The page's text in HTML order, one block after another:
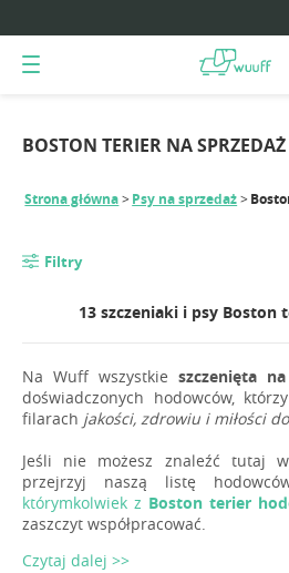
BOSTON TERIER NA SPRZEDAŻ
Strona główna Psy na sprzedaż
Filtry
13 szczeniaki i psy Boston
Na Wuff wszystkie szczenięta
doświadczonych hodowców,
filarach jakości, zdrowiu i miłości
Jeśli nie możesz znaleźć tutaj
przejrzyj naszą listę
którymkolwiek z Boston terier
zaszczyt współpracować.
Czytaj dalej >>